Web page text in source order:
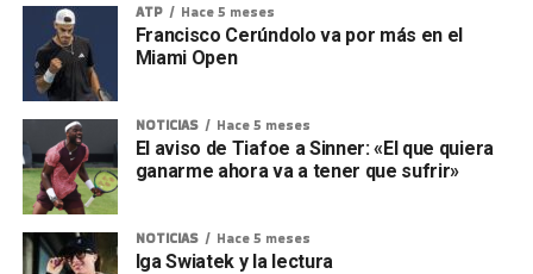
ATP Hace 5 meses
Francisco Cerúndolo va por más en el
Miami Open
NOTICIAS Hace 5 meses
El aviso de Tiafoe a Sinner: «El que quiera
ganarme ahora va a tener que sufrir»
NOTICIAS Hace 5 meses
Iga Swiatek y la lectura